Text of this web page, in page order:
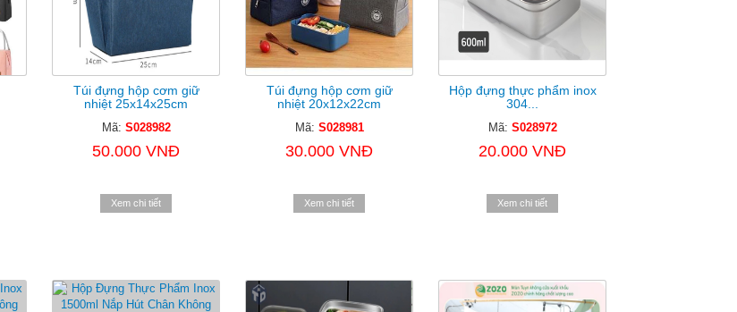
Túi đựng hộp cơm giữ
nhiệt 25x14x25cm
Mã: S028982
50.000 VNĐ
Xem chi tiết
Túi đựng hộp cơm giữ
nhiệt 20x12x22cm
Mã: S028981
30.000 VNĐ
Xem chi tiết
Hộp đựng thực phẩm inox
304...
Mã: S028972
20.000 VNĐ
Xem chi tiết